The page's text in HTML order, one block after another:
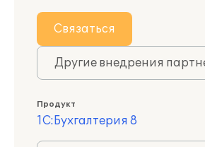
Связаться
Другие внедрения
Продукт
1С:Бухгалтерия 8